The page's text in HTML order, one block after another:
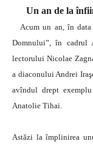
Un an de la
Acum un an, în
Domnului”, în cadrul
lectorului Nicolae
a diaconului Andrei
avîndul drept
Anatolie Tihai.
Astăzi la împlinirea